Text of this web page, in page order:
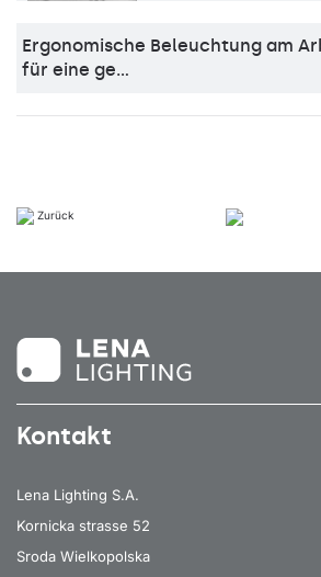
Ergonomische Beleuchtung am
für eine ge…
Zurück
Kontakt
Lena Lighting S.A.
Kornicka strasse 52
Sroda Wielkopolska